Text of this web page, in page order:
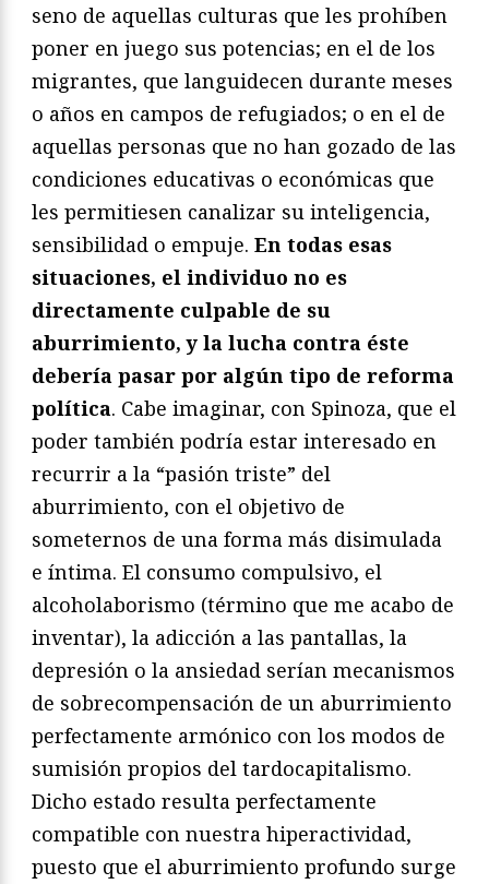
seno de aquellas culturas que les prohíben
poner en juego sus potencias; en el de los
migrantes, que languidecen durante meses
o años en campos de refugiados; o en el de
aquellas personas que no han gozado de las
condiciones educativas o económicas que
les permitiesen canalizar su inteligencia,
sensibilidad o empuje. En todas esas
situaciones, el individuo no es
directamente culpable de su
aburrimiento, y la lucha contra éste
debería pasar por algún tipo de reforma
política. Cabe imaginar, con Spinoza, que el
poder también podría estar interesado en
recurrir a la “pasión triste” del
aburrimiento, con el objetivo de
someternos de una forma más disimulada
e íntima. El consumo compulsivo, el
alcoholaborismo (término que me acabo de
inventar), la adicción a las pantallas, la
depresión o la ansiedad serían mecanismos
de sobrecompensación de un aburrimiento
perfectamente armónico con los modos de
sumisión propios del tardocapitalismo.
Dicho estado resulta perfectamente
compatible con nuestra hiperactividad,
puesto que el aburrimiento profundo surge